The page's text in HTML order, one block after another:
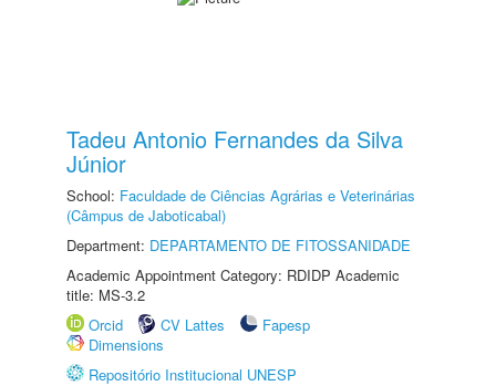
Tadeu Antonio Fernandes da Silva
Júnior
School: Faculdade de Ciências Agrárias e Veterinárias
(Câmpus de Jaboticabal)
Department: DEPARTAMENTO DE FITOSSANIDADE
Academic Appointment Category: RDIDP Academic
title: MS-3.2
Orcid
CV Lattes
Fapesp
Dimensions
Repositório Institucional UNESP